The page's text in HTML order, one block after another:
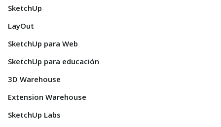
SketchUp
LayOut
SketchUp para Web
SketchUp para educación
3D Warehouse
Extension Warehouse
SketchUp Labs